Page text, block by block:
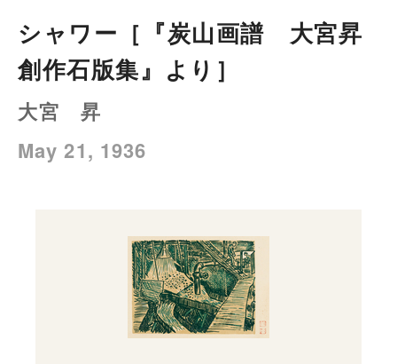
シャワー［『炭山画譜 大宮昇
創作石版集』より］
大宮 昇
May 21, 1936